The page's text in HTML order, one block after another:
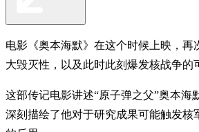
电影《奥本海默》在这个时候上映，再
大毁灭性，以及此时此刻爆发核战争的
这部传记电影讲述“原子弹之父”奥本海
深刻描绘了他对于研究成果可能触发核